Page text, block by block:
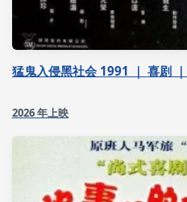
猛鬼入侵黑社会 1991 ｜ 喜剧
2026 年上映